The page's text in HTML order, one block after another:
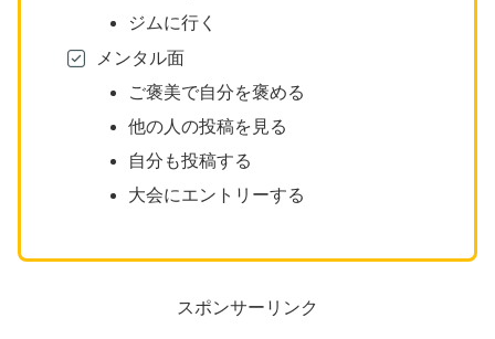
ジムに行く
メンタル面
ご褒美で自分を褒める
他の人の投稿を見る
自分も投稿する
大会にエントリーする
スポンサーリンク